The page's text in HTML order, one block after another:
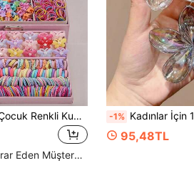
924 adet Kız Çocuk Renkli Kumaş Kurdeleli Saç Tokası, Elastik Saç Bağları, Tavşan Kulaklı Saç Bantları, Çok Yönlü Saç Aksesuarları, Günlük Kullanıma Uygun
Yüksek Tekrar Eden Müşteriler
-1% Kadınlar İçin 1/2 Adet Şeffaf Çiçekli Saç Mandalı, Yarı
95,48TL